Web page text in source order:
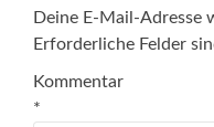
Deine E-Mail-
Erforderliche Felder
Kommentar
*